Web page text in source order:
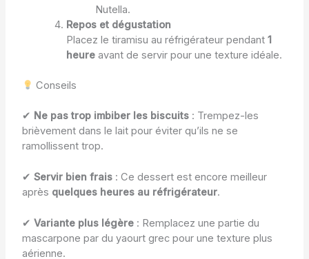
Nutella.
Repos et dégustation
Placez le tiramisu au réfrigérateur pendant 1
heureavant de servir pour une texture idéale.
Conseils
✔ Ne pas trop imbiber les biscuits: Trempez-les
brièvement dans le lait pour éviter qu’ils ne se
ramollissent trop.
✔ Servir bien frais: Ce dessert est encore meilleur
après quelques heures au réfrigérateur.
✔ Variante plus légère: Remplacez une partie du
mascarpone par du yaourt grec pour une texture plus
aérienne.